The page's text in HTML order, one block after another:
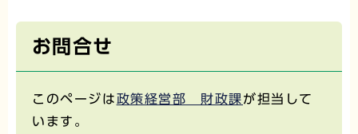
お問合せ
このページは政策経営部 財政課が担当して
います。